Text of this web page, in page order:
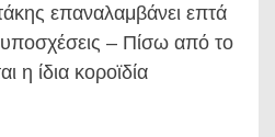
επαναλαμβάνει επτά
υποσχέσεις – Πίσω από το
η ίδια κοροϊδία